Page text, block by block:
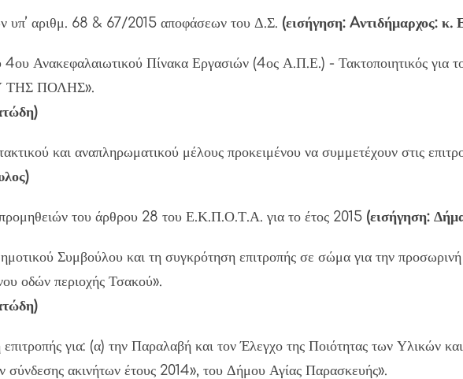
υπ’ αριθμ. 68 & 67/2015 αποφάσεων του Δ.Σ. (εισήγηση: Aντιδήμαρχος:
4ου Ανακεφαλαιωτικού Πίνακα Εργασιών (4ος Α.Π.Ε.) -
ΤΗΣ ΠΟΛΗΣ».
και αναπληρωματικού μέλους προκειμένου να συμμετέχουν στις
του άρθρου 28 του Ε.Κ.Π.Ο.Τ.Α. για το έτος 2015 (εισήγηση:
Συμβούλου και τη συγκρότηση επιτροπής σε σώμα για την
οδών περιοχής Τσακού».
για: (α) την Παραλαβή και τον Έλεγχο της Ποιότητας των Υλικών
ακινήτων έτους 2014», του Δήμου Αγίας Παρασκευής».